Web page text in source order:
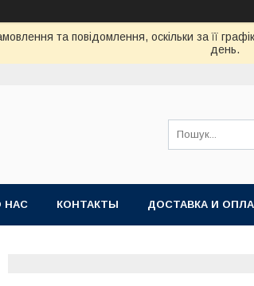
та повідомлення, оскільки за її
день.
НАС КОНТАКТЫ ДОСТАВКА И